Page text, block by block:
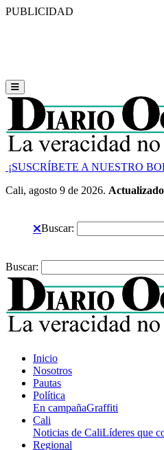
PUBLICIDAD
¡SUSCRÍBETE A NUESTRO
Cali, agosto 9 de 2026.
Buscar:
Buscar:
Inicio
Nosotros
Pautas
Política
En campañaGraffiti
Cali
Noticias de CaliLíderes que
Regional